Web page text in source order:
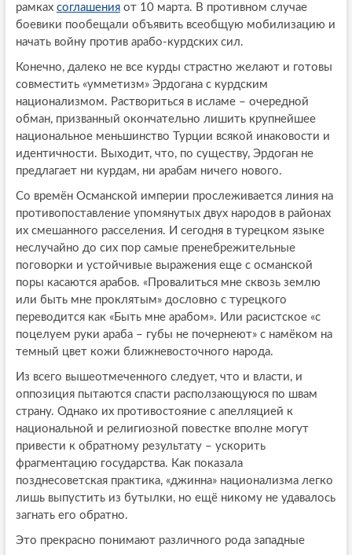
рамках соглашенияот 10 марта. В противном случае
боевики пообещали объявить всеобщую мобилизацию и
начать войну против арабо-курдских сил.
Конечно, далеко не все курды страстно желают и готовы
совместить «умметизм» Эрдогана с курдским
национализмом. Раствориться в исламе – очередной
обман, призванный окончательно лишить крупнейшее
национальное меньшинство Турции всякой инаковости и
идентичности. Выходит, что, по существу, Эрдоган не
предлагает ни курдам, ни арабам ничего нового.
Со времён Османской империи прослеживается линия на
противопоставление упомянутых двух народов в районах
их смешанного расселения. И сегодня в турецком языке
неслучайно до сих пор самые пренебрежительные
поговорки и устойчивые выражения еще с османской
поры касаются арабов. «Провалиться мне сквозь землю
или быть мне проклятым» дословно с турецкого
переводится как «Быть мне арабом». Или расистское «с
поцелуем руки араба – губы не почернеют» с намёком на
темный цвет кожи ближневосточного народа.
Из всего вышеотмеченного следует, что и власти, и
оппозиция пытаются спасти расползающуюся по швам
страну. Однако их противостояние с апелляцией к
национальной и религиозной повестке вполне могут
привести к обратному результату – ускорить
фрагментацию государства. Как показала
позднесоветская практика, «джинна» национализма легко
лишь выпустить из бутылки, но ещё никому не удавалось
загнать его обратно.
Это прекрасно понимают различного рода западные